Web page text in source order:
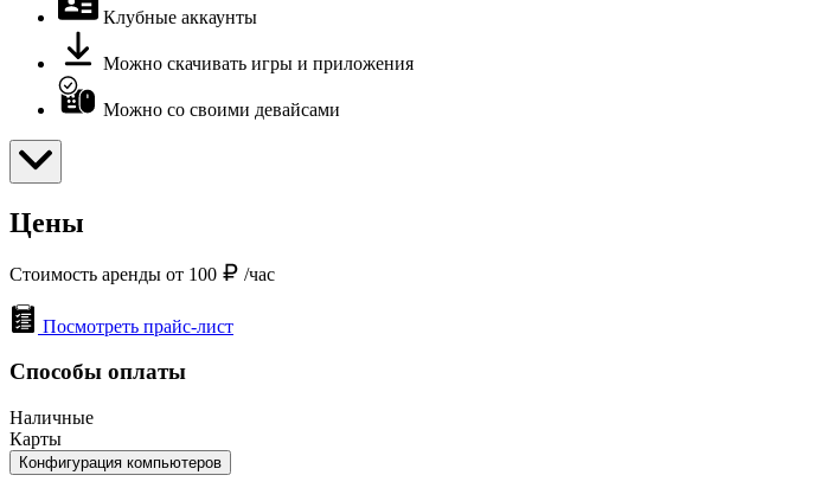
Клубные аккаунты
Можно скачивать игры и приложения
Можно со своими девайсами
Цены
Стоимость аренды от 100 /час
Посмотреть прайс-лист
Способы оплаты
Наличные
Карты
Конфигурация компьютеров